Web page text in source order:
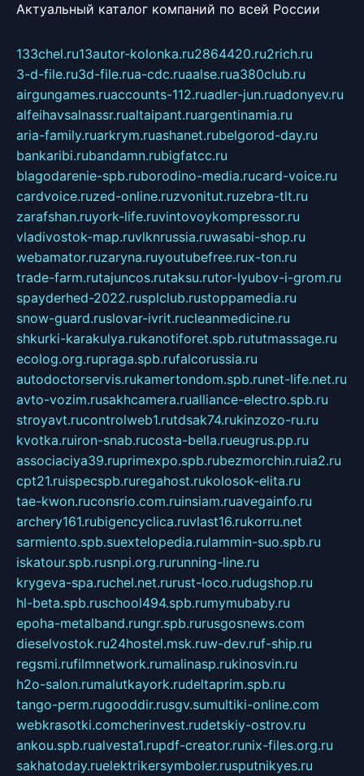
Актуальный каталог компаний по всей России
133chel.ru13autor-kolonka.ru2864420.ru2rich.ru
3-d-file.ru3d-file.rua-cdc.ruaalse.rua380club.ru
airgungames.ruaccounts-112.ruadler-jun.ruadonyev.ru
alfeihavsalnassr.rualtaipant.ruargentinamia.ru
aria-family.ruarkrym.ruashanet.rubelgorod-day.ru
bankaribi.rubandamn.rubigfatcc.ru
blagodarenie-spb.ruborodino-media.rucard-voice.ru
cardvoice.ruzed-online.ruzvonitut.ruzebra-tlt.ru
zarafshan.ruyork-life.ruvintovoykompressor.ru
vladivostok-map.ruvlknrussia.ruwasabi-shop.ru
webamator.ruzaryna.ruyoutubefree.rux-ton.ru
trade-farm.rutajuncos.rutaksu.rutor-lyubov-i-grom.ru
spayderhed-2022.rusplclub.rustoppamedia.ru
snow-guard.ruslovar-ivrit.rucleanmedicine.ru
shkurki-karakulya.rukanotiforet.spb.rututmassage.ru
ecolog.org.rupraga.spb.rufalcorussia.ru
autodoctorservis.rukamertondom.spb.runet-life.net.ru
avto-vozim.rusakhcamera.rualliance-electro.spb.ru
stroyavt.rucontrolweb1.rutdsak74.rukinzozo-ru.ru
kvotka.ruiron-snab.rucosta-bella.rueugrus.pp.ru
associaciya39.ruprimexpo.spb.rubezmorchin.ruia2.ru
cpt21.ruispecspb.ruregahost.rukolosok-elita.ru
tae-kwon.ruconsrio.com.ruinsiam.ruavegainfo.ru
archery161.rubigencyclica.ruvlast16.rukorru.net
sarmiento.spb.suextelopedia.rulammin-suo.spb.ru
iskatour.spb.rusnpi.org.rurunning-line.ru
krygeva-spa.ruchel.net.rurust-loco.rudugshop.ru
hl-beta.spb.ruschool494.spb.rumymubaby.ru
epoha-metalband.rungr.spb.rurusgosnews.com
dieselvostok.ru24hostel.msk.ruw-dev.ruf-ship.ru
regsmi.rufilmnetwork.rumalinasp.rukinosvin.ru
h2o-salon.rumalutkayork.rudeltaprim.spb.ru
tango-perm.rugooddir.rusgv.sumultiki-online.com
webkrasotki.comcherinvest.rudetskiy-ostrov.ru
ankou.spb.rualvesta1.rupdf-creator.runix-files.org.ru
sakhatoday.ruelektrikersymboler.rusputnikyes.ru